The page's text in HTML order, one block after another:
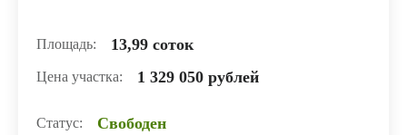
Площадь: 13,99 соток
Цена участка: 1 329 050 рублей
Статус: Свободен